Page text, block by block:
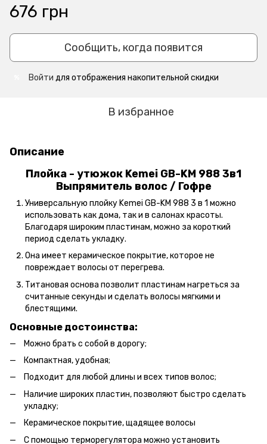
676 грн
Сообщить, когда появится
Войти для отображения накопительной скидки
В избранное
Описание
Плойка - утюжок Kemei GB-KM 988 3в1
Выпрямитель волос / Гофре
Универсальную плойку Kemei GB-KM 988 3 в 1 можно
использовать как дома, так и в салонах красоты.
Благодаря широким пластинам, можно за короткий
период сделать укладку.
Она имеет керамическое покрытие, которое не
повреждает волосы от перегрева.
Титановая основа позволит пластинам нагреться за
считанные секунды и сделать волосы мягкими и
блестящими.
Основные достоинства:
Можно брать с собой в дорогу;
Компактная, удобная;
Подходит для любой длины и всех типов волос;
Наличие широких пластин, позволяют быстро сделать
укладку;
Керамическое покрытие, щадящее волосы
С помощью терморегулятора можно установить